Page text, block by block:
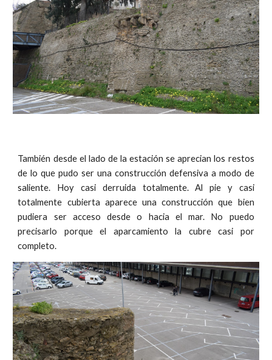
También desde el lado de la estación se aprecian los restos
de lo que pudo ser una construcción defensiva a modo de
saliente. Hoy casi derruida totalmente. Al pie y casi
totalmente cubierta aparece una construcción que bien
pudiera ser acceso desde o hacia el mar. No puedo
precisarlo porque el aparcamiento la cubre casi por
completo.